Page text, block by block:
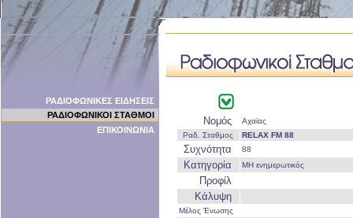
ΡΑΔΙΟΦΩΝΙΚΕΣ ΕΙΔΗΣΕΙΣ
ΡΑΔΙΟΦΩΝΙΚΟΙ ΣΤΑΘΜΟΙ
ΕΠΙΚΟΙΝΩΝΙΑ
Νομός
Αχαϊας
Ραδ. Σταθμος
RELAX FM 88
Συχνότητα 88
Κατηγορία ΜΗ ενημερωτικός
Προφίλ
Κάλυψη
Μέλος Ένωσης